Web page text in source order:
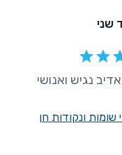
שני
נגיש ואנושי
שומות ונקודות חן